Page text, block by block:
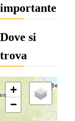
importante
Dove si
trova